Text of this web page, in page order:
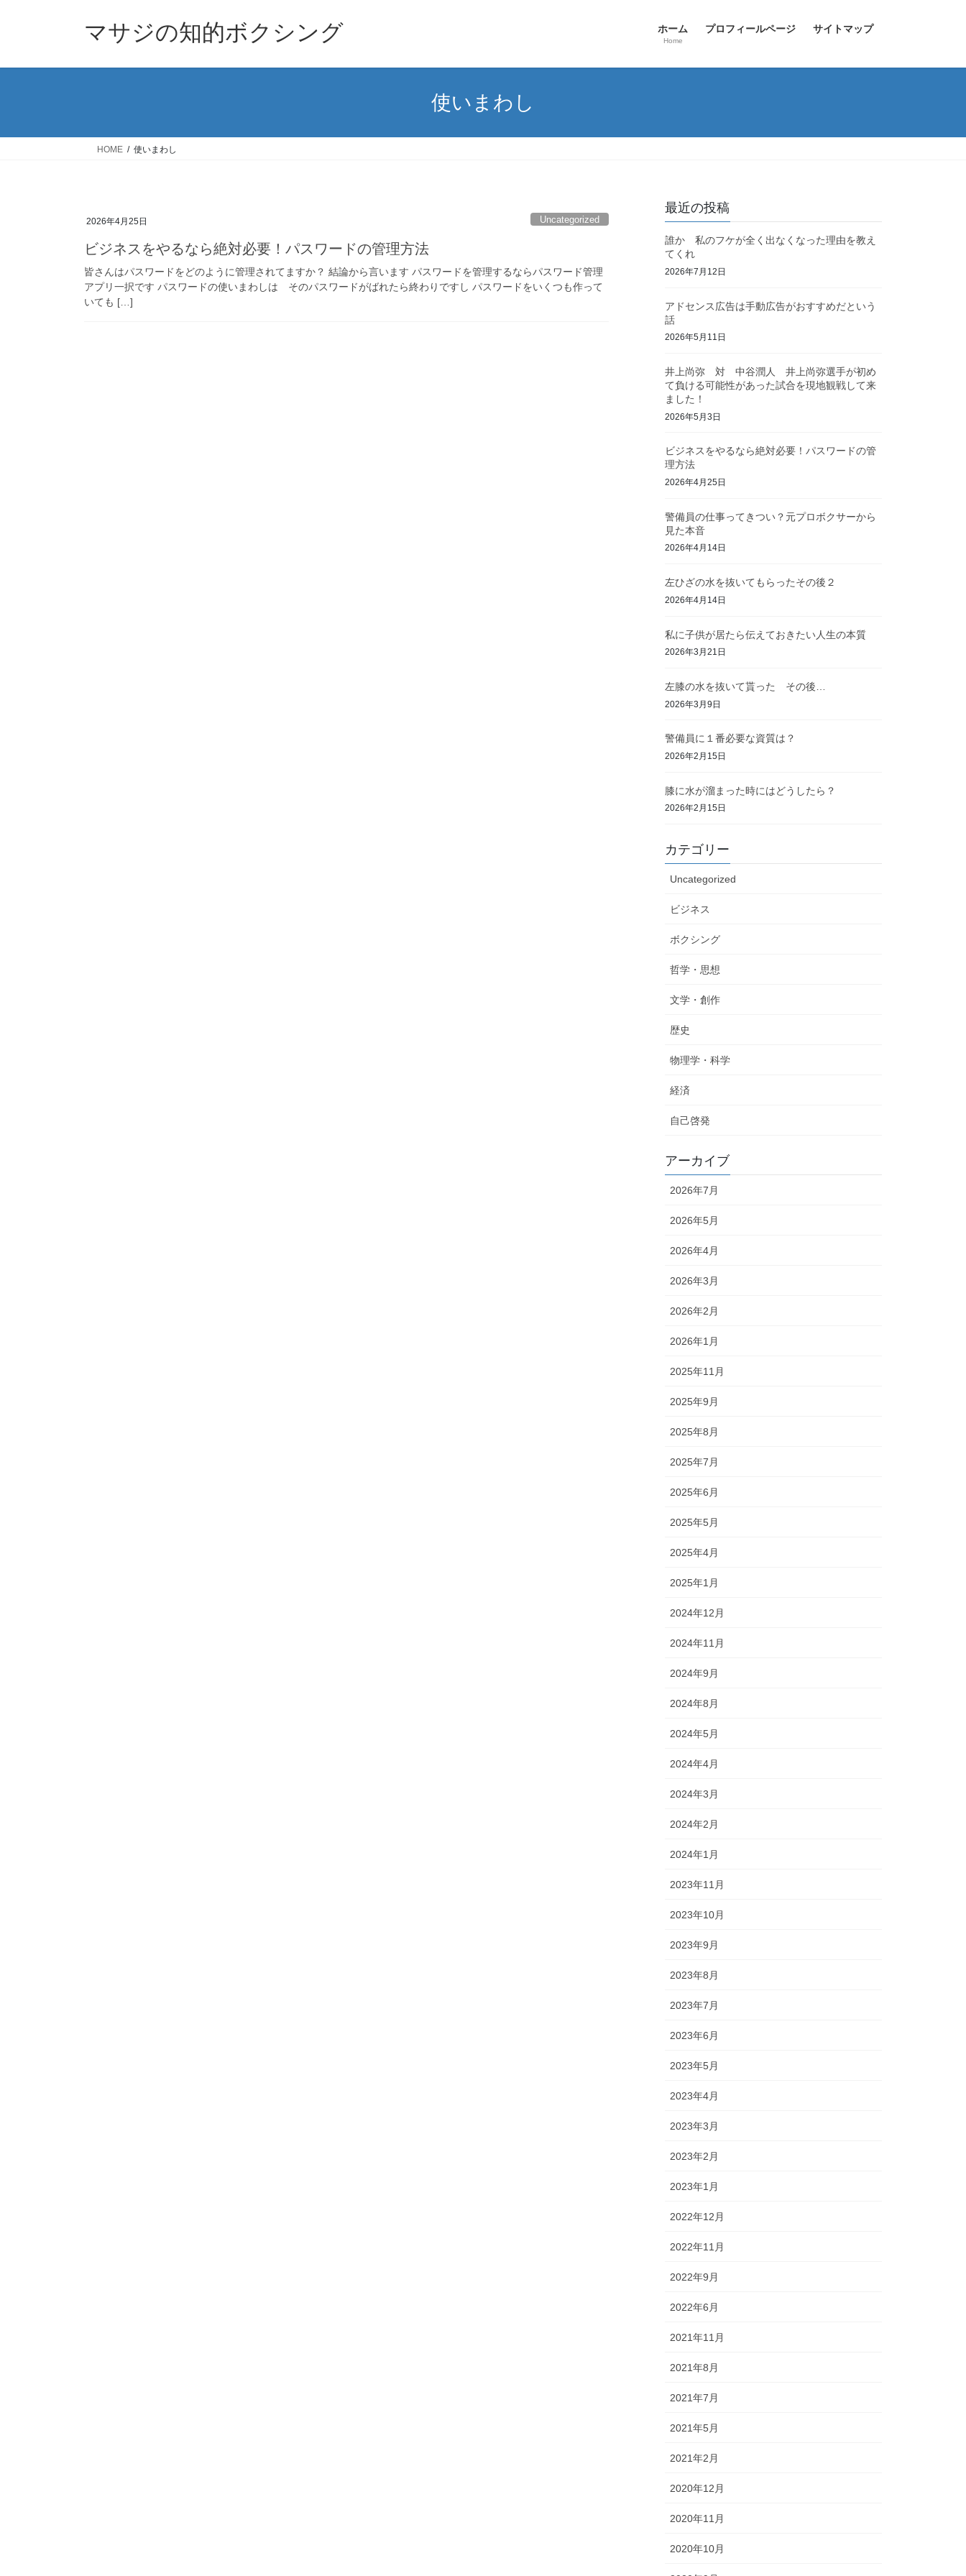
マサジの知的ボクシング ホーム
Home
プロフィールページ サイトマップ
使いまわし
HOME 使いまわし
2026年4月25日 Uncategorized
ビジネスをやるなら絶対必要！パスワードの管理方法
皆さんはパスワードをどのように管理されてますか？ 結論から言います パスワードを管理するならパスワード管理
アプリ一択です パスワードの使いまわしは そのパスワードがばれたら終わりですし パスワードをいくつも作って
いても […]
最近の投稿
誰か 私のフケが全く出なくなった理由を教え
てくれ
2026年7月12日
アドセンス広告は手動広告がおすすめだという
話
2026年5月11日
井上尚弥 対 中谷潤人 井上尚弥選手が初め
て負ける可能性があった試合を現地観戦して来
ました！
2026年5月3日
ビジネスをやるなら絶対必要！パスワードの管
理方法
2026年4月25日
警備員の仕事ってきつい？元プロボクサーから
見た本音
2026年4月14日
左ひざの水を抜いてもらったその後２
2026年4月14日
私に子供が居たら伝えておきたい人生の本質
2026年3月21日
左膝の水を抜いて貰った その後…
2026年3月9日
警備員に１番必要な資質は？
2026年2月15日
膝に水が溜まった時にはどうしたら？
2026年2月15日
カテゴリー
Uncategorized
ビジネス
ボクシング
哲学・思想
文学・創作
歴史
物理学・科学
経済
自己啓発
アーカイブ
2026年7月
2026年5月
2026年4月
2026年3月
2026年2月
2026年1月
2025年11月
2025年9月
2025年8月
2025年7月
2025年6月
2025年5月
2025年4月
2025年1月
2024年12月
2024年11月
2024年9月
2024年8月
2024年5月
2024年4月
2024年3月
2024年2月
2024年1月
2023年11月
2023年10月
2023年9月
2023年8月
2023年7月
2023年6月
2023年5月
2023年4月
2023年3月
2023年2月
2023年1月
2022年12月
2022年11月
2022年9月
2022年6月
2021年11月
2021年8月
2021年7月
2021年5月
2021年2月
2020年12月
2020年11月
2020年10月